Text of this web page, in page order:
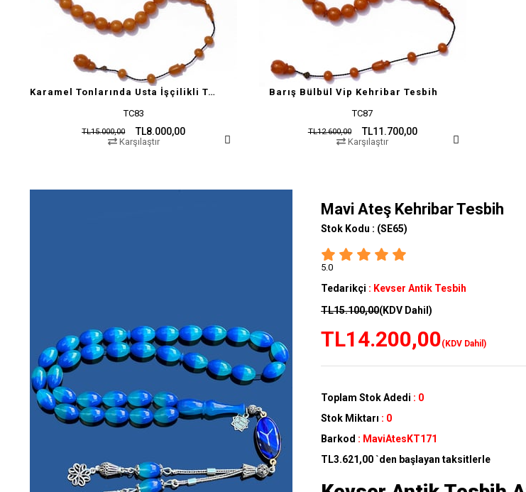
Karamel Tonlarında Usta İşçilikli Tesbih
TC83
TL8.000,00
TL15.000,00
Karşılaştır
Barış Bülbül Vip Kehribar Tesbih
TC87
TL11.700,00
TL12.600,00
Karşılaştır
Mavi Ateş Kehribar Tesbih
Stok Kodu : (SE65)
5.0
Tedarikçi : Kevser Antik Tesbih
TL15.100,00(KDV Dahil)
TL14.200,00(KDV Dahil)
Toplam Stok Adedi : 0
Stok Miktarı : 0
Barkod : MaviAtesKT171
TL3.621,00`den başlayan taksitlerle